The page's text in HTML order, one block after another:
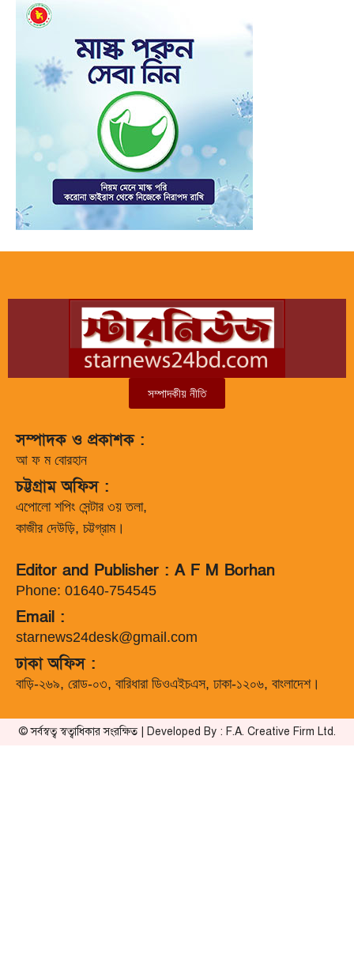
সম্পাদকীয় নীতি
সম্পাদক ও প্রকাশক :
আ ফ ম বোরহান
চট্টগ্রাম অফিস :
এপোলো শপিং সেন্টার ৩য় তলা,
কাজীর দেউড়ি, চট্টগ্রাম।
Editor and Publisher : A F M Borhan
Phone: 01640-754545
Email :
starnews24desk@gmail.com
ঢাকা অফিস :
বাড়ি-২৬৯, রোড-০৩, বারিধারা ডিওএইচএস, ঢাকা-১২০৬, বাংলাদেশ।
© সর্বস্বত্ব স্বত্বাধিকার সংরক্ষিত | Developed By : F.A. Creative Firm Ltd.